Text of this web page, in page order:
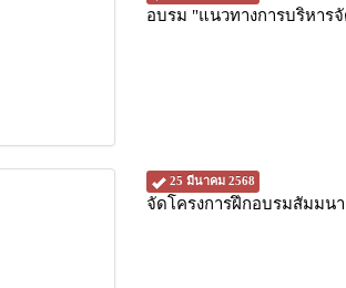
อบรม "แนวทางการบริหาร
25 มีนาคม 2568
จัดโครงการฝึกอบรมสัมมน